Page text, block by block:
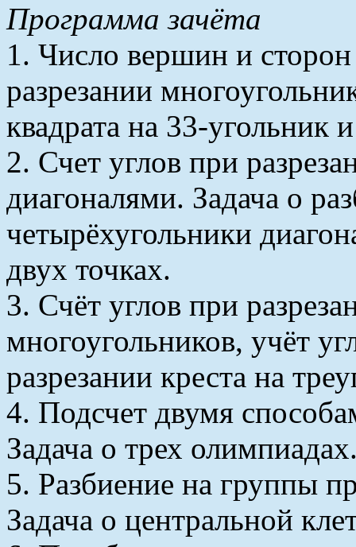
Программа зачёта
1. Число вершин и сторон
разрезании
квадрата на 33-угольник
2. Счет углов при
диагоналями. Задача о
четырёхугольники
двух точках.
3. Счёт углов при
многоугольников, учёт
разрезании креста на
4. Подсчет двумя
Задача о трех
5. Разбиение на группы
Задача о центральной